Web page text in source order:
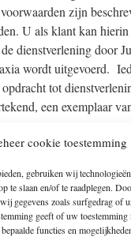
cookie toestemming
gebruiken wij
te slaan en/of te raadplegen.
gegevens zoals surfgedrag of
geeft of uw toestemming
functies en
zijn
U als klant kan
dienstverlening door
wordt uitgevoerd.
tot
een exemplaar
bij ons opvragen
.